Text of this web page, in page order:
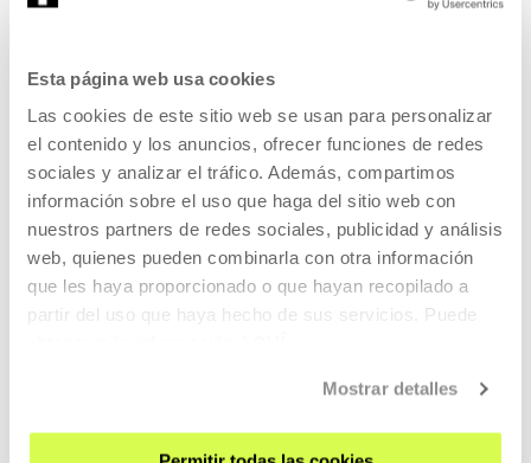
Esta página web usa cookies
Las cookies de este sitio web se usan para personalizar
el contenido y los anuncios, ofrecer funciones de redes
sociales y analizar el tráfico. Además, compartimos
información sobre el uso que haga del sitio web con
nuestros partners de redes sociales, publicidad y análisis
web, quienes pueden combinarla con otra información
que les haya proporcionado o que hayan recopilado a
partir del uso que haya hecho de sus servicios. Puede
Mostrar detalles
Cosas que no lo son, hojas secas finales, cayendo en lentas
Pompas de jabón.
Y ni siquiera sientes pena.
Sino la pena de no sentir dolor.
Y sin embargo , debe estar la Arcadia en flor.
Debe estar la Arcadia en flor.